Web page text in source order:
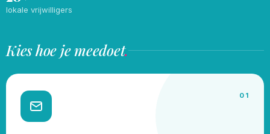
lokale vrijwilligers
Kies hoe je meedoet.
01